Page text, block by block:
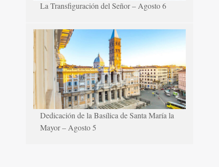
La Transfiguración del Señor – Agosto 6
Dedicación de la Basílica de Santa María la
Mayor – Agosto 5